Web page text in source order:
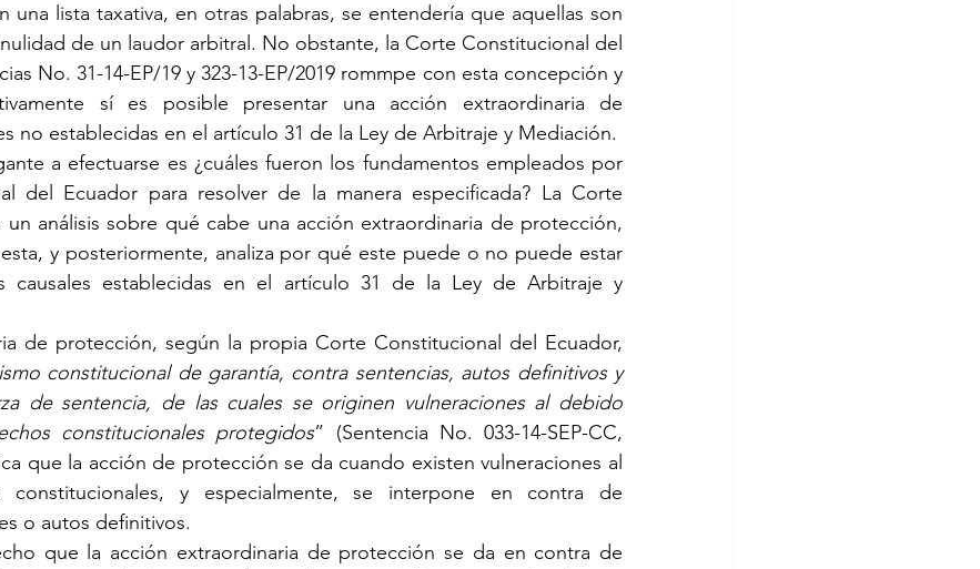
una lista taxativa, en otras palabras, se entendería que aquellas son
nulidad de un laudor arbitral. No obstante, la Corte Constitucional del
No. 31-14-EP/19 y 323-13-EP/2019 rommpe con esta concepción y
sí es posible presentar una acción extraordinaria de
no establecidas en el artículo 31 de la Ley de Arbitraje y Mediación.
a efectuarse es ¿cuáles fueron los fundamentos empleados por
del Ecuador para resolver de la manera especificada? La Corte
un análisis sobre qué cabe una acción extraordinaria de protección,
y posteriormente, analiza por qué este puede o no puede estar
causales establecidas en el artículo 31 de la Ley de Arbitraje y
de protección, según la propia Corte Constitucional del Ecuador,
constitucional de garantía, contra sentencias, autos definitivos y
de sentencia, de las cuales se originen vulneraciones al debido
constitucionales protegidos” (Sentencia No. 033-14-SEP-CC,
que la acción de protección se da cuando existen vulneraciones al
constitucionales, y especialmente, se interpone en contra de
o autos definitivos.
que la acción extraordinaria de protección se da en contra de